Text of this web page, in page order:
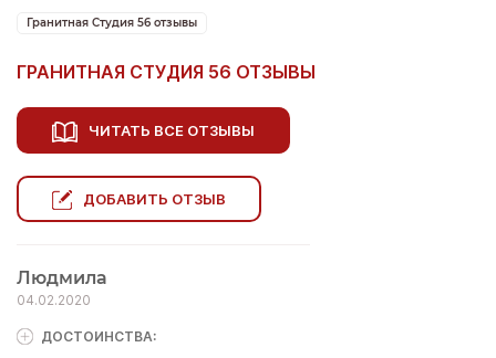
Гранитная Студия 56 отзывы
ГРАНИТНАЯ СТУДИЯ 56 ОТЗЫВЫ
ЧИТАТЬ ВСЕ ОТЗЫВЫ
ДОБАВИТЬ ОТЗЫВ
Людмила
04.02.2020
ДОСТОИНCТВА: